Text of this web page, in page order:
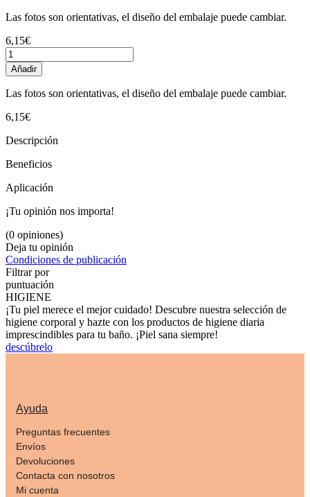
Las fotos son orientativas, el diseño del embalaje puede cambiar.
6,15€
Añadir
Las fotos son orientativas, el diseño del embalaje puede cambiar.
6,15€
Descripción
Beneficios
Aplicación
¡Tu opinión nos importa!
(0 opiniones)
Deja tu opinión
Condiciones de publicación
Filtrar por
puntuación
HIGIENE
¡Tu piel merece el mejor cuidado! Descubre nuestra selección de
higiene corporal y hazte con los productos de higiene diaria
imprescindibles para tu baño. ¡Piel sana siempre!
descúbrelo
Ayuda
Preguntas frecuentes
Envíos
Devoluciones
Contacta con nosotros
Mi cuenta